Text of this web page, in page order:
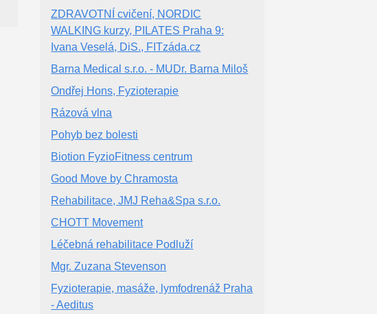
ZDRAVOTNÍ cvičení, NORDIC
WALKING kurzy, PILATES Praha 9:
Ivana Veselá, DiS., FITzáda.cz
Barna Medical s.r.o. - MUDr. Barna Miloš
Ondřej Hons, Fyzioterapie
Rázová vlna
Pohyb bez bolesti
Biotion FyzioFitness centrum
Good Move by Chramosta
Rehabilitace, JMJ Reha&Spa s.r.o.
CHOTT Movement
Léčebná rehabilitace Podluží
Mgr. Zuzana Stevenson
Fyzioterapie, masáže, lymfodrenáž Praha
- Aeditus